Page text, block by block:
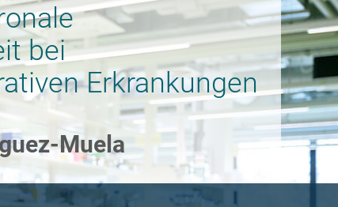
bei
Erkrankungen
Muela